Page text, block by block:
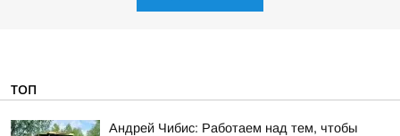
ТОП
Андрей Чибис: Работаем над тем, чтобы